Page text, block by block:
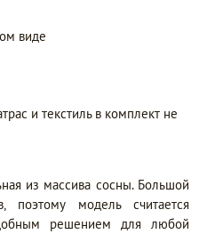
виде
и текстиль в комплект не
из массива сосны. Большой
модель считается
решением для любой